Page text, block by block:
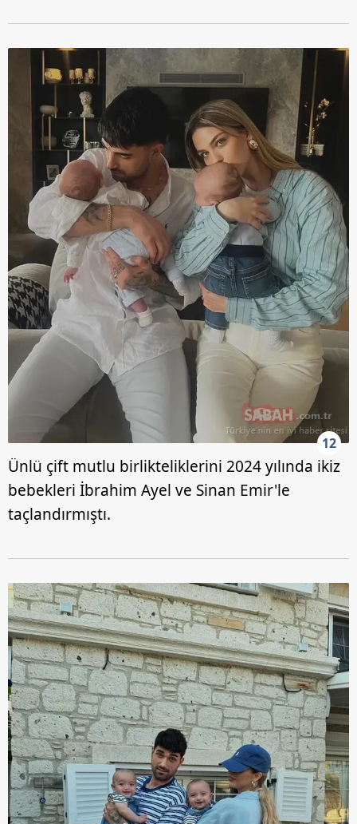
12
Ünlü çift mutlu birlikteliklerini 2024 yılında ikiz
bebekleri İbrahim Ayel ve Sinan Emir'le
taçlandırmıştı.